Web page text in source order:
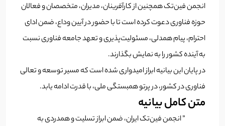
انجمن فین‌تک همچنین از کارآفرینان، مدیران، متخصصان و فعالان
حوزه فناوری دعوت کرده است تا با حضور در آیین وداع، ضمن ادای
احترام، پیام همدلی، مسئولیت‌پذیری و تعهد جامعه فناوری نسبت
به آینده کشور را به نمایش بگذارند.
در پایان این بیانیه ابراز امیدواری شده است که مسیر توسعه و تعالی
فناوری در کشور، در پرتو همبستگی ملی، با قدرت ادامه یابد.
متن کامل بیانیه
” انجمن فین‌تک ایران، ضمن ابراز تسلیت و همدردی به